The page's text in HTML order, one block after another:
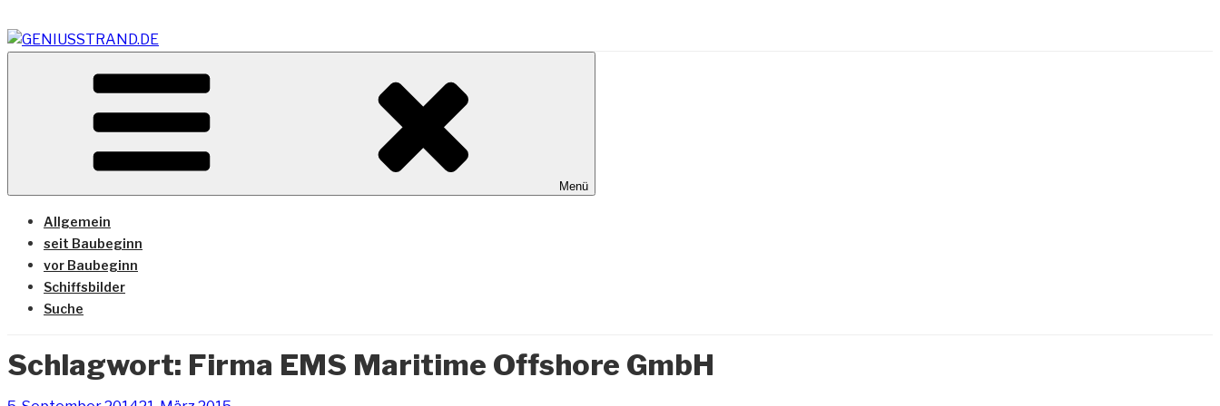
Inhalt
springen
GENIUSSTRAND.DE
Vom Geniusstrand zum JadeWeserPort/Container Terminal Wilhelmshaven
Menü
Allgemein
seit Baubeginn
vor Baubeginn
Schiffsbilder
Suche
Schlagwort: Firma EMS Maritime Offshore GmbH